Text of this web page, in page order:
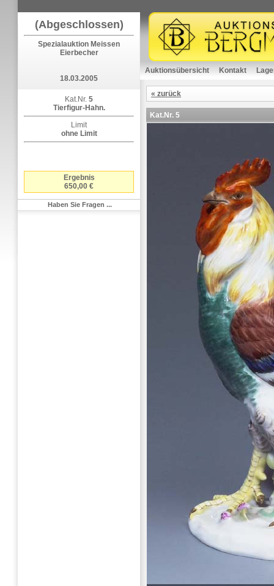
(Abgeschlossen)
Spezialauktion Meissen
Eierbecher
18.03.2005
Kat.Nr. 5
Tierfigur-Hahn.
Limit
ohne Limit
Ergebnis
650,00 €
Haben Sie Fragen ...
Auktionsübersicht Kontakt
« zurück
Kat.Nr. 5